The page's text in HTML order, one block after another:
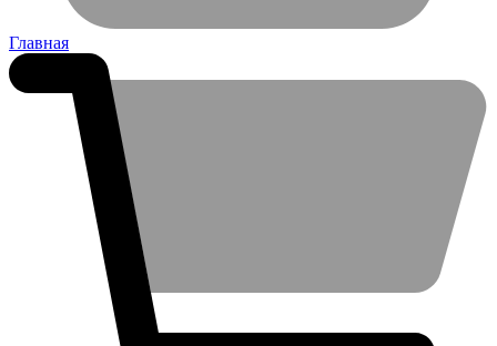
Главная